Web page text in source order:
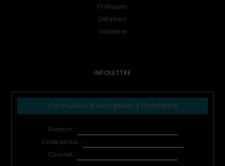
Politiques
Détaillant
Infolettre
INFOLETTRE
Formulaire d'inscription à l'infolettre
Prénom :
Code postal :
Courriel :